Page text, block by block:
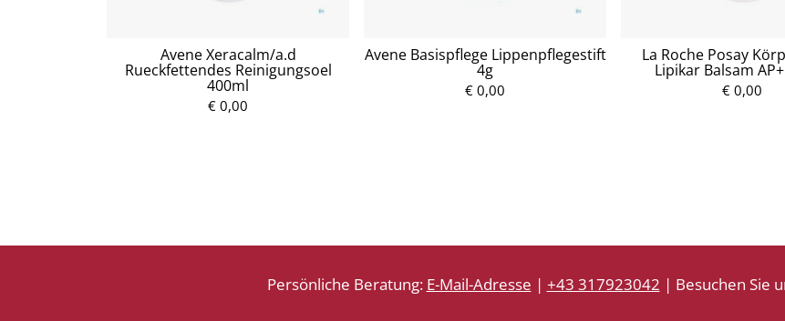
Avene Xeracalm/a.d
Rueckfettendes Reinigungsoel
400ml
€ 0,00
Avene Basispflege Lippenpflegestift
4g
€ 0,00
La Roche Posay
Lipikar Balsam
€ 0,00
P
r
P
P
Persönliche Beratung: E-Mail-Adresse | +43 317923042 | Besuchen Sie